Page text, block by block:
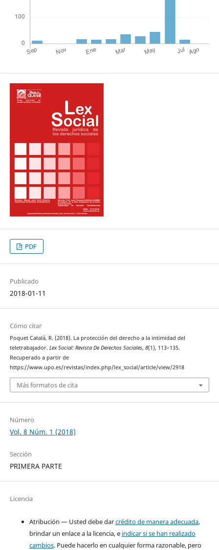
PDF
Publicado
2018-01-11
Cómo citar
Poquet Catalá, R. (2018). La protección del derecho a la intimidad del
teletrabajador. Lex Social: Revista De Derechos Sociales, 8(1), 113–135.
Recuperado a partir de
https://www.upo.es/revistas/index.php/lex_social/article/view/2918
Más formatos de cita
Número
Vol. 8 Núm. 1 (2018)
Sección
PRIMERA PARTE
Licencia
Atribución — Usted debe darcrédito de manera adecuada,
brindar un enlace a la licencia, e indicar si se han realizado
cambios. Puede hacerlo en cualquier forma razonable, pero